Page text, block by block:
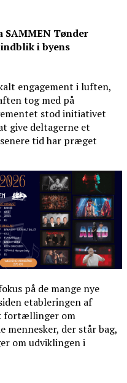
SAMMEN Tønder
i byens
engagement i luften,
tog med på
stod initiativet
give deltagerne et
tid har præget
på de mange nye
etableringen af
fortællinger om
mennesker, der står bag,
om udviklingen i